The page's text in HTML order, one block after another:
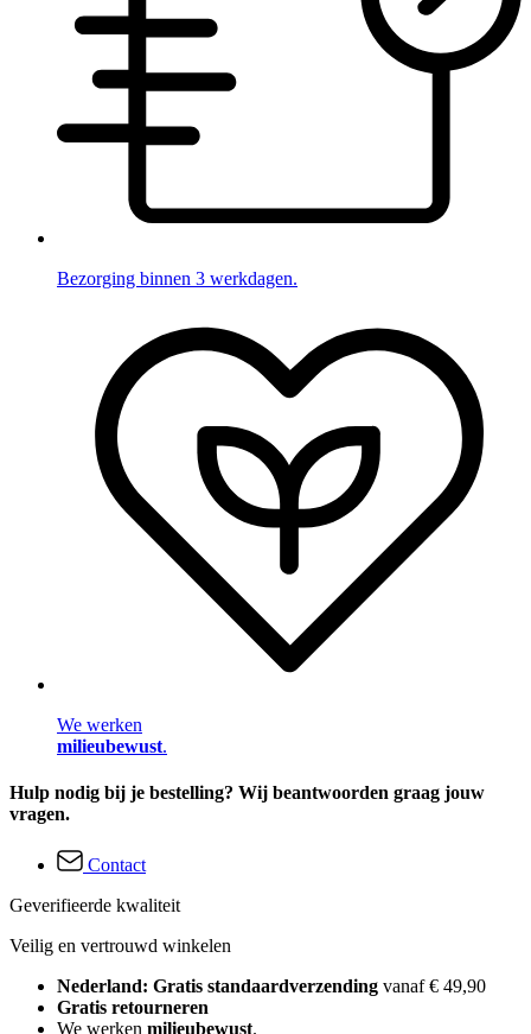
Bezorging binnen 3 werkdagen.
We werken
milieubewust.
Hulp nodig bij je bestelling? Wij beantwoorden graag jouw
vragen.
Contact
Geverifieerde kwaliteit
Veilig en vertrouwd winkelen
Nederland: Gratis standaardverzending vanaf € 49,90
Gratis retourneren
We werken milieubewust.